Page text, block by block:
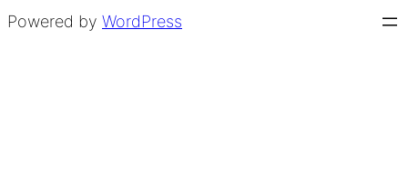
Powered by WordPress